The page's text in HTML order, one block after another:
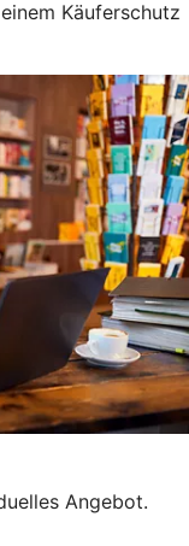
Käuferschutz
Angebot.